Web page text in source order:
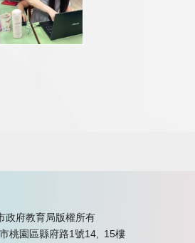
政府教育局版權所有
桃園區縣府路1號14, 15樓